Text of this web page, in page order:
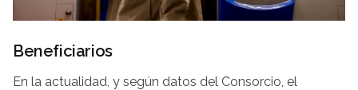
Beneficiarios
En la actualidad, y según datos del Consorcio, el